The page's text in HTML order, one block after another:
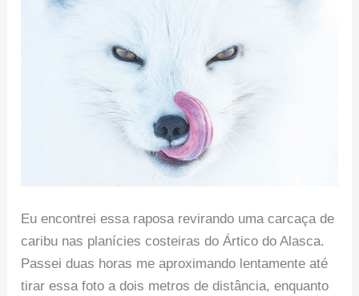
Eu encontrei essa raposa revirando uma carcaça de
caribu nas planícies costeiras do Ártico do Alasca.
Passei duas horas me aproximando lentamente até
tirar essa foto a dois metros de distância, enquanto